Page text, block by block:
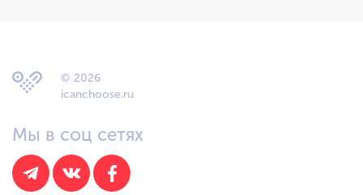
© 2026
icanchoose.ru
Мы в соц сетях